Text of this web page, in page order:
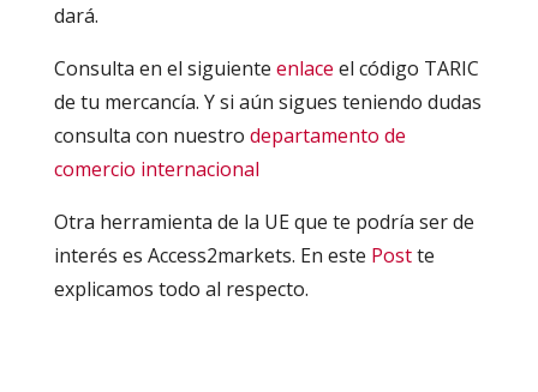
dará.
Consulta en el siguiente enlace el código TARIC
de tu mercancía. Y si aún sigues teniendo dudas
consulta con nuestro departamento de
comercio internacional
Otra herramienta de la UE que te podría ser de
interés es Access2markets. En este Postte
explicamos todo al respecto.